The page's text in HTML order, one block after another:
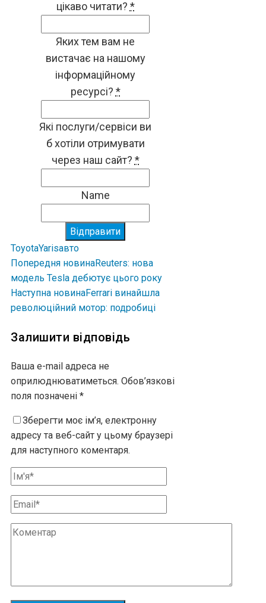
цікаво читати? *
Яких тем вам не
вистачає на нашому
інформаційному
ресурсі? *
Які послуги/сервіси ви
б хотіли отримувати
через наш сайт? *
Name
Відправити
ToyotaYarisавто
Попередня новинаReuters: нова
модель Tesla дебютує цього року
Наступна новинаFerrari винайшла
революційний мотор: подробиці
Залишити відповідь
Ваша e-mail адреса не
оприлюднюватиметься. Обов’язкові
поля позначені *
Зберегти моє ім’я, електронну
адресу та веб-сайт у цьому браузері
для наступного коментаря.